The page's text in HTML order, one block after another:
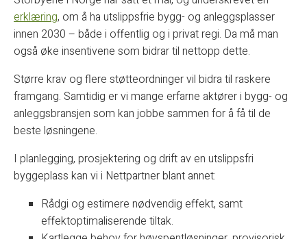
erklæring, om å ha utslippsfrie bygg- og anleggsplasser
innen 2030 – både i offentlig og i privat regi. Da må man
også øke insentivene som bidrar til nettopp dette.
Større krav og flere støtteordninger vil bidra til raskere
framgang. Samtidig er vi mange erfarne aktører i bygg- og
anleggsbransjen som kan jobbe sammen for å få til de
beste løsningene.
I planlegging, prosjektering og drift av en utslippsfri
byggeplass kan vi i Nettpartner blant annet:
Rådgi og estimere nødvendig effekt, samt
effektoptimaliserende tiltak.